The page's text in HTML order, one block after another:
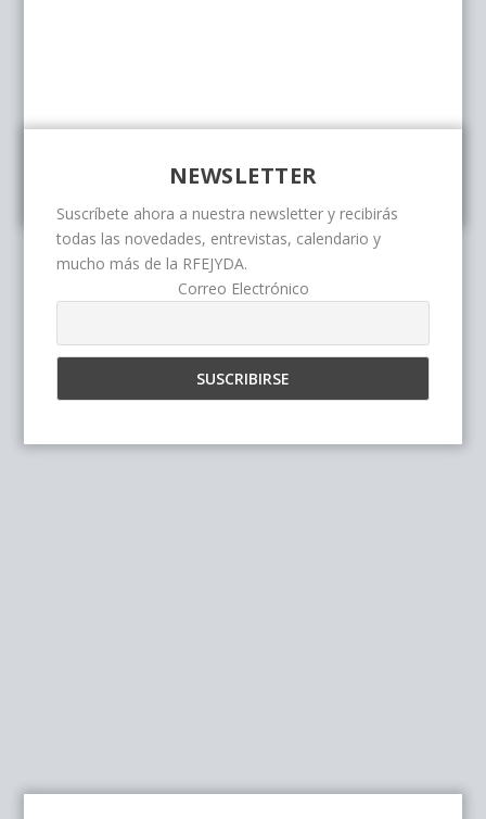
NEWSLETTER
Suscríbete ahora a nuestra newsletter y recibirás
todas las novedades, entrevistas, calendario y
mucho más de la RFEJYDA.
Correo Electrónico